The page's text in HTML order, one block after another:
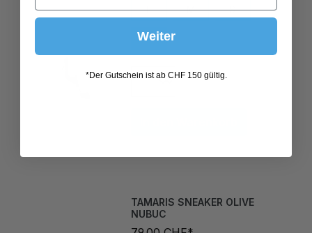
NUBUC
79,00 CHF*
Weiter
*Der Gutschein ist ab CHF 150 gültig.